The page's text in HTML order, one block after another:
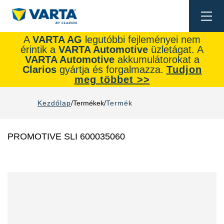
A VARTA AG legutóbbi fejleményei nem
érintik a VARTA Automotive üzletágat. A
VARTA Automotive akkumulátorokat a
Clariosgyártja és forgalmazza. Tudjon
meg többet >>
Kezdőlap Termékek Termék
PROMOTIVE SLI 600035060